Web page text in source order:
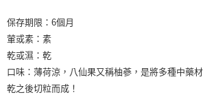
保存期限：6個月
葷或素：素
乾或濕：乾
口味：薄荷涼，八仙果又稱柚蔘，是將多種中藥
乾之後切粒而成！